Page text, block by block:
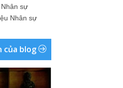
sự
Nhân sự
của blog